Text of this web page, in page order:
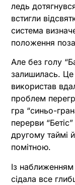
ледь
встигли
система
положення
Але без голу
залишилась. Це
використав
проблем
гра “синьо-
перерви
другому таймі
помітною.
Із
сідала все